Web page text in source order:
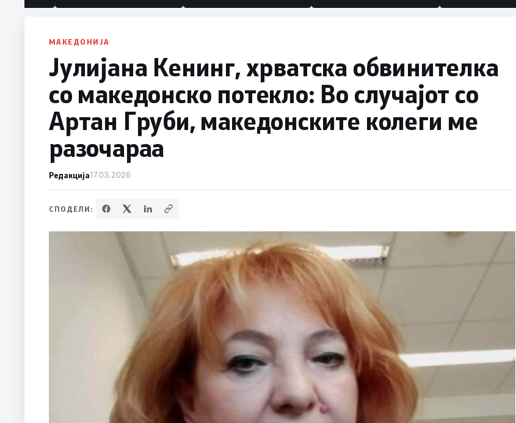
МАКЕДОНИЈА
Јулијана Кенинг, хрватска обвинителка
со македонско потекло: Во случајот со
Артан Груби, македонските колеги ме
разочараа
Редакција17.03.2026
СПОДЕЛИ: